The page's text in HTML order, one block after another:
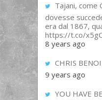
Tajani, come
dovesse
era dal 1867,
https://t.co/
8 years ago
CHRIS
9 years ago
YOU HAVE